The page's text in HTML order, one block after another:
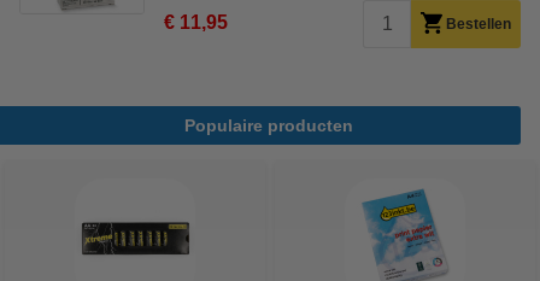
€ 11,95 Bestellen
Populaire producten